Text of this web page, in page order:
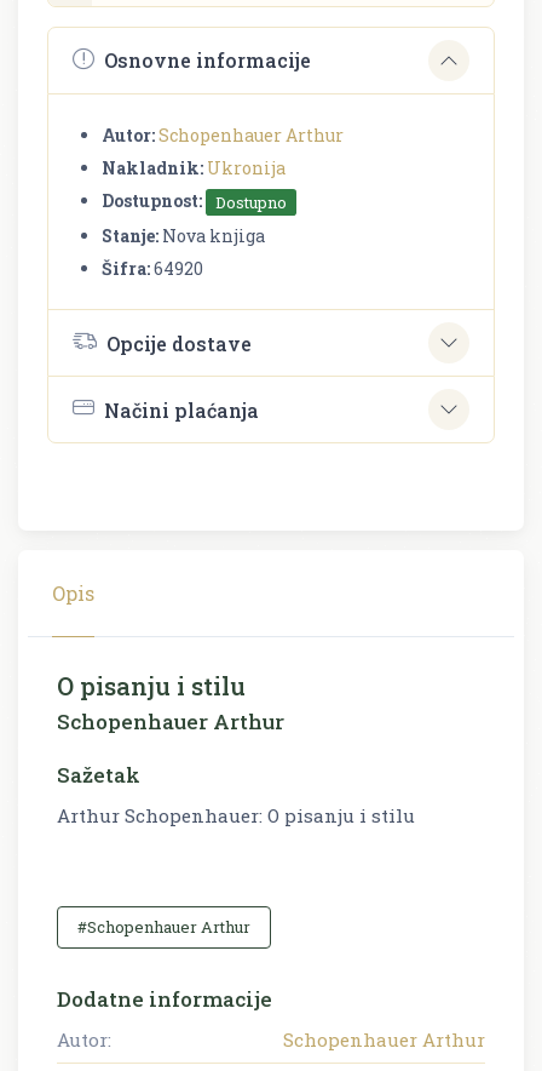
Osnovne informacije
Autor:Schopenhauer Arthur
Nakladnik: Ukronija
Dostupnost:
Dostupno
Stanje: Nova knjiga
Šifra:64920
Opcije dostave
Načini plaćanja
Opis
O pisanju i stilu
Schopenhauer Arthur
Sažetak
Arthur Schopenhauer: O pisanju i stilu
#Schopenhauer Arthur
Dodatne informacije
Autor:
Schopenhauer Arthur